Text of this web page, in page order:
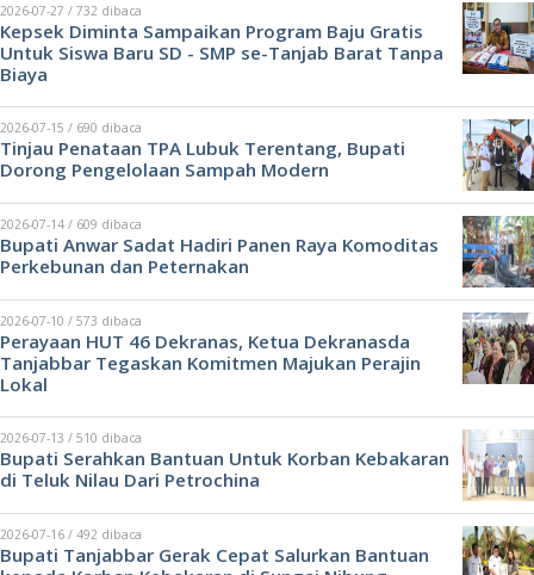
2026-07-27 / 732 dibaca
Kepsek Diminta Sampaikan Program Baju Gratis
Untuk Siswa Baru SD - SMP se-Tanjab Barat Tanpa
Biaya
2026-07-15 / 690 dibaca
Tinjau Penataan TPA Lubuk Terentang, Bupati
Dorong Pengelolaan Sampah Modern
2026-07-14 / 609 dibaca
Bupati Anwar Sadat Hadiri Panen Raya Komoditas
Perkebunan dan Peternakan
2026-07-10 / 573 dibaca
Perayaan HUT 46 Dekranas, Ketua Dekranasda
Tanjabbar Tegaskan Komitmen Majukan Perajin
Lokal
2026-07-13 / 510 dibaca
Bupati Serahkan Bantuan Untuk Korban Kebakaran
di Teluk Nilau Dari Petrochina
2026-07-16 / 492 dibaca
Bupati Tanjabbar Gerak Cepat Salurkan Bantuan